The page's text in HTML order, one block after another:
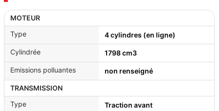
MOTEUR
Type
4 cylindres (en ligne)
Cylindrée 1798 cm3
Emissions polluantes non renseigné
TRANSMISSION
Type
Traction avant